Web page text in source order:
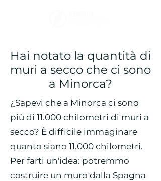
Hai notato la quantità di
muri a secco che ci sono
a Minorca?
¿Sapevi che a Minorca ci sono
più di 11.000 chilometri di muri a
secco? È difficile immaginare
quanto siano 11.000 chilometri.
Per farti un'idea: potremmo
costruire un muro dalla Spagna